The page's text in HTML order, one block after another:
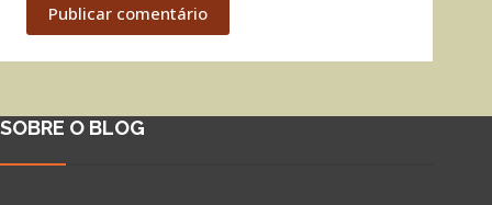
Publicar comentário
SOBRE O BLOG